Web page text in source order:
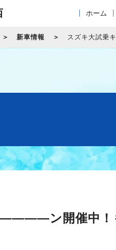
ホーム
新車情報 スズキ大試乗
ン開催中！